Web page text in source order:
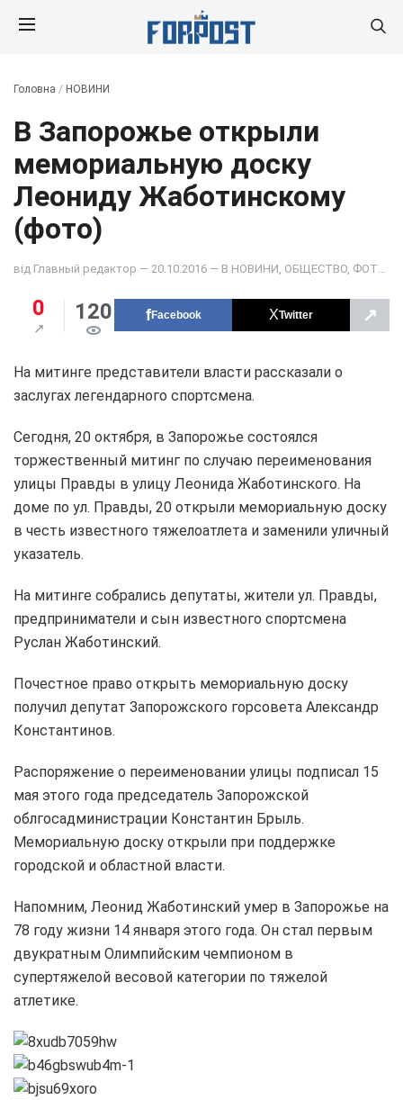
Головна / НОВИНИ
В Запорожье открыли
мемориальную доску
Леониду Жаботинскому
(фото)
від Главный редактор — 20.10.2016 — В НОВИНИ ОБЩЕСТВО ФОТО ДНЯ
0 120 Facebook Twitter ↗
На митинге представители власти рассказали о
заслугах легендарного спортсмена.
Сегодня, 20 октября, в Запорожье состоялся
торжественный митинг по случаю переименования
улицы Правды в улицу Леонида Жаботинского. На
доме по ул. Правды, 20 открыли мемориальную доску
в честь известного тяжелоатлета и заменили уличный
указатель.
На митинге собрались депутаты, жители ул. Правды,
предприниматели и сын известного спортсмена
Руслан Жаботинский.
Почестное право открыть мемориальную доску
получил депутат Запорожского горсовета Александр
Константинов.
Распоряжение о переименовании улицы подписал 15
мая этого года председатель Запорожской
облгосадминистрации Константин Брыль.
Мемориальную доску открыли при поддержке
городской и областной власти.
Напомним, Леонид Жаботинский умер в Запорожье на
78 году жизни 14 января этого года. Он стал первым
двукратным Олимпийским чемпионом в
супертяжелой весовой категории по тяжелой
атлетике.